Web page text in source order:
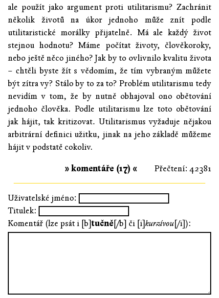
ale použít jako argument proti utilitarismu? Zachránit
několik životů na úkor jednoho může znít podle
utilitaristické morálky přijatelně. Má ale každý život
stejnou hodnotu? Máme počítat životy, člověkoroky,
nebo ještě něco jiného? Jak by to ovlivnilo kvalitu života
– chtěli byste žít s vědomím, že tím vybraným můžete
být zítra vy? Stálo by to za to? Problém utilitarismu tedy
nevidím v tom, že by nutně obhajoval ono obětování
jednoho člověka. Podle utilitarismu lze toto obětování
jak hájit, tak kritizovat. Utilitarismus vyžaduje nějakou
arbitrární definici užitku, jinak na jeho základě můžeme
hájit v podstatě cokoliv.
Přečtení: 42381
» komentáře (17) «
Uživatelské jméno:
Titulek:
Komentář (lze psát i [b]tučně[/b] či [i]kurzívou[/i]):